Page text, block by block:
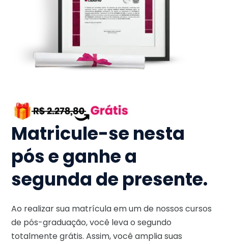
Matricule-se nesta
pós e ganhe a
segunda de presente.
Ao realizar sua matrícula em um de nossos cursos
de pós-graduação, você leva o segundo
totalmente grátis. Assim, você amplia suas